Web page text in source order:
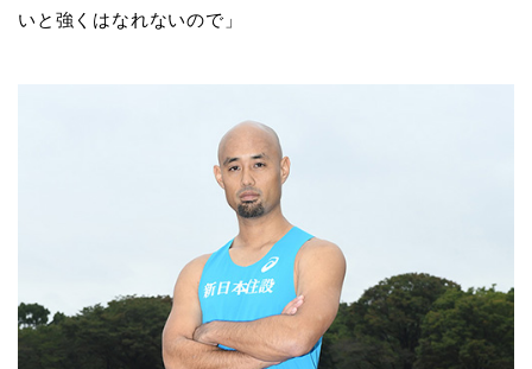
いと強くはなれないので」